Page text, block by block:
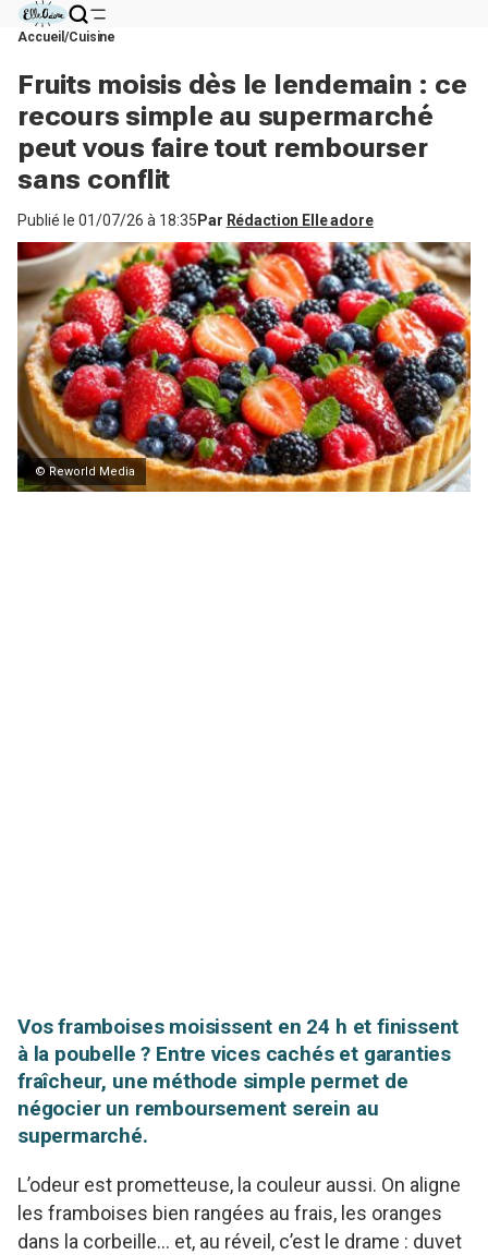
Accueil Cuisine
Fruits moisis dès le lendemain : ce
recours simple au supermarché
peut vous faire tout rembourser
sans conflit
Publié le 01/07/26 à 18:35 Par Rédaction Elle adore
© Reworld Media
Vos framboises moisissent en 24 h et finissent
à la poubelle ? Entre vices cachés et garanties
fraîcheur, une méthode simple permet de
négocier un remboursement serein au
supermarché.
L’odeur est prometteuse, la couleur aussi. On aligne
les framboises bien rangées au frais, les oranges
dans la corbeille… et, au réveil, c’est le drame : duvet